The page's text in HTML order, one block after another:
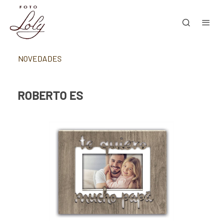
NOVEDADES
ROBERTO ES